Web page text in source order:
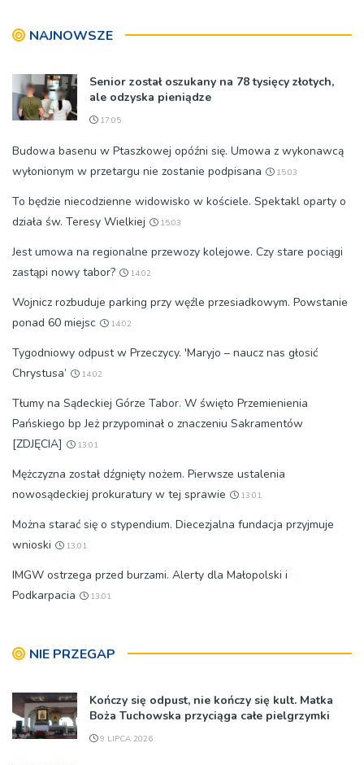
NAJNOWSZE
Senior został oszukany na 78 tysięcy złotych,
ale odzyska pieniądze
17:05
Budowa basenu w Ptaszkowej opóźni się. Umowa z wykonawcą
wyłonionym w przetargu nie zostanie podpisana
15:03
To będzie niecodzienne widowisko w kościele. Spektakl oparty o
działa św. Teresy Wielkiej
15:03
Jest umowa na regionalne przewozy kolejowe. Czy stare pociągi
zastąpi nowy tabor?
14:02
Wojnicz rozbuduje parking przy węźle przesiadkowym. Powstanie
ponad 60 miejsc
14:02
Tygodniowy odpust w Przeczycy. 'Maryjo – naucz nas głosić
Chrystusa’
14:02
Tłumy na Sądeckiej Górze Tabor. W święto Przemienienia
Pańskiego bp Jeż przypominał o znaczeniu Sakramentów
[ZDJĘCIA]
13:01
Mężczyzna został dźgnięty nożem. Pierwsze ustalenia
nowosądeckiej prokuratury w tej sprawie
13:01
Można starać się o stypendium. Diecezjalna fundacja przyjmuje
wnioski
13:01
IMGW ostrzega przed burzami. Alerty dla Małopolski i
Podkarpacia
13:01
NIE PRZEGAP
Kończy się odpust, nie kończy się kult. Matka
Boża Tuchowska przyciąga całe pielgrzymki
9 LIPCA 2026